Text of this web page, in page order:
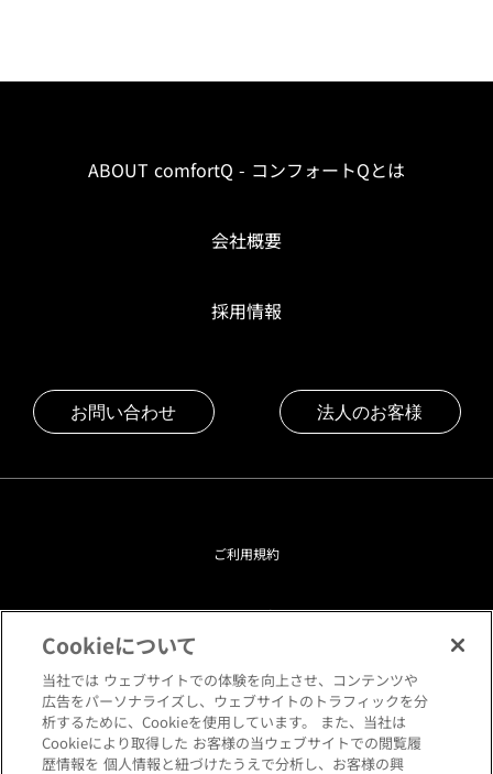
ABOUT comfortQ - コンフォートQとは
会社概要
採用情報
お問い合わせ 法人のお客様
ご利用規約
プライバシーポリシー
クッキーポリシー
閲覧環境について
Cookieについて
当社では ウェブサイトでの体験を向上させ、コンテンツや
広告をパーソナライズし、ウェブサイトのトラフィックを分
析するために、Cookieを使用しています。 また、当社は
Cookieにより取得した お客様の当ウェブサイトでの閲覧履
歴情報を 個人情報と紐づけたうえで分析し、お客様の興